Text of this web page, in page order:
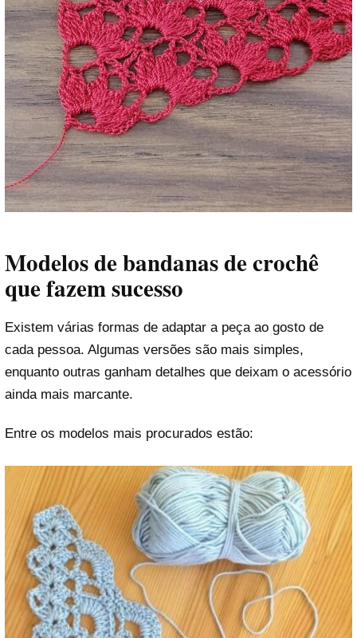
Modelos de bandanas de crochê
que fazem sucesso
Existem várias formas de adaptar a peça ao gosto de
cada pessoa. Algumas versões são mais simples,
enquanto outras ganham detalhes que deixam o acessório
ainda mais marcante.
Entre os modelos mais procurados estão: